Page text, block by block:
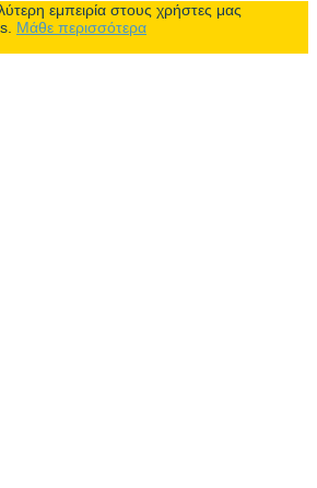
εμπειρία στους χρήστες μας
Μάθε περισσότερα